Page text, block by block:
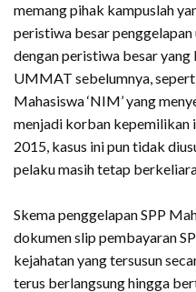
memang pihak kampuslah
peristiwa besar penggelapan
dengan peristiwa besar
UMMAT sebelumnya,
Mahasiswa ‘NIM’ yang
menjadi korban kepemilikan
2015, kasus ini pun tidak
pelaku masih tetap
Skema penggelapan SPP
dokumen slip pembayaran
kejahatan yang tersusun
terus berlangsung hingga